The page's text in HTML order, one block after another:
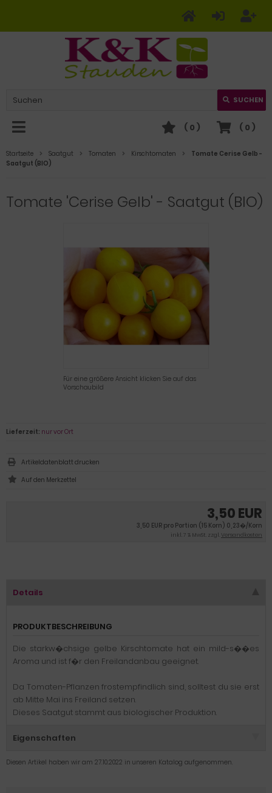
SUCHEN
( 0 )
( 0 )
Startseite Saatgut Tomaten Kirschtomaten
Tomate Cerise Gelb -
Saatgut (BIO)
Tomate 'Cerise Gelb' - Saatgut (BIO)
Für eine größere Ansicht klicken Sie auf das
Vorschaubild
3,50 EUR
3,50 EUR pro Portion (15 Korn) 0,23�/Korn
inkl. 7 % MwSt. zzgl.Versandkosten
Lieferzeit: nur vor Ort
Artikeldatenblatt drucken
Details
PRODUKTBESCHREIBUNG
Die starkw�chsige gelbe Kirschtomate hat ein mild-s��es
Aroma und ist f�r den Freilandanbau geeignet.
Da Tomaten-Pflanzen frostempfindlich sind, solltest du sie erst
ab Mitte Mai ins Freiland setzen.
Dieses Saatgut stammt aus biologischer Produktion.
Eigenschaften
Diesen Artikel haben wir am 27.10.2022 in unseren Katalog aufgenommen.